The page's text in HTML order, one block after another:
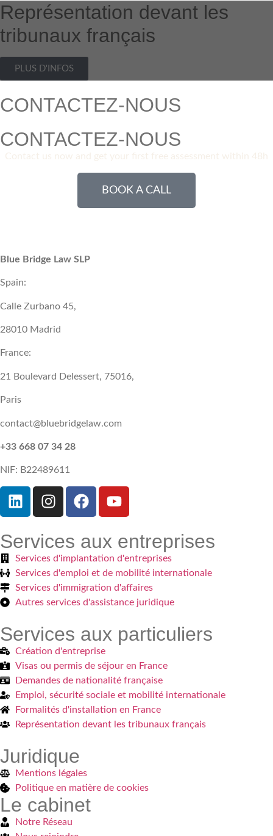
Représentation devant les
tribunaux français
PLUS D'INFOS
CONTACTEZ-NOUS
CONTACTEZ-NOUS
Contact us now and get your first free assessment within 48h
BOOK A CALL
Blue Bridge Law SLP
Spain:
Calle Zurbano 45,
28010 Madrid
France:
21 Boulevard Delessert, 75016,
Paris
contact@bluebridgelaw.com
+33 668 07 34 28
NIF: B22489611
Services aux entreprises
Services d'implantation d'entreprises
Services d'emploi et de mobilité internationale
Services d'immigration d'affaires
Autres services d'assistance juridique
Services aux particuliers
Création d'entreprise
Visas ou permis de séjour en France
Demandes de nationalité française
Emploi, sécurité sociale et mobilité internationale
Formalités d'installation en France
Représentation devant les tribunaux français
Juridique
Mentions légales
Politique en matière de cookies
Le cabinet
Notre Réseau